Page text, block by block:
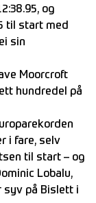
og
til start med
sin
Moorcroft
hundredel på
i fare, selv
til start – og
Lobalu,
syv på Bislett i